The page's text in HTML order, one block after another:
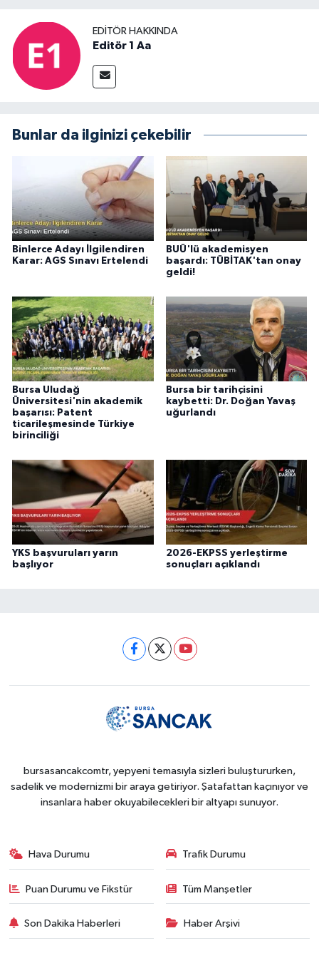
EDITÖR HAKKINDA
Editör 1 Aa
Bunlar da ilginizi çekebilir
Binlerce Adayı İlgilendiren
Karar: AGS Sınavı Ertelendi
BUÜ'lü akademisyen
başardı: TÜBİTAK'tan onay
geldi!
Bursa Uludağ
Üniversitesi'nin akademik
başarısı: Patent
ticarileşmesinde Türkiye
birinciliği
Bursa bir tarihçisini
kaybetti: Dr. Doğan Yavaş
uğurlandı
YKS başvuruları yarın
başlıyor
2026-EKPSS yerleştirme
sonuçları açıklandı
bursasancakcomtr, yepyeni temasıyla sizleri buluştururken,
sadelik ve modernizmi bir araya getiriyor. Şatafattan kaçınıyor ve
insanlara haber okuyabilecekleri bir altyapı sunuyor.
Hava Durumu Trafik Durumu
Puan Durumu ve Fikstür Tüm Manşetler
Son Dakika Haberleri Haber Arşivi